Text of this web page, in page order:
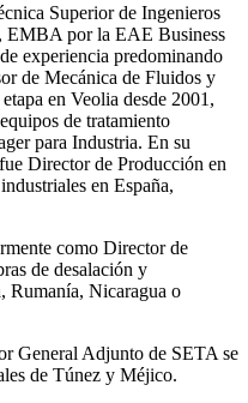
Superior de Ingenieros
EMBA por la EAE Business
experiencia predominando
de Mecánica de Fluidos y
en Veolia desde 2001,
de tratamiento
para Industria. En su
Director de Producción en
en España,
como Director de
de desalación y
Rumanía, Nicaragua o
General Adjunto de SETA se
de Túnez y Méjico.